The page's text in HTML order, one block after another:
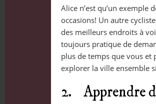
Alice n’est qu’un exemple
occasions! Un autre
des meilleurs endroits à
toujours pratique de
plus de temps que vous
explorer la ville ensemble
2. Apprendre